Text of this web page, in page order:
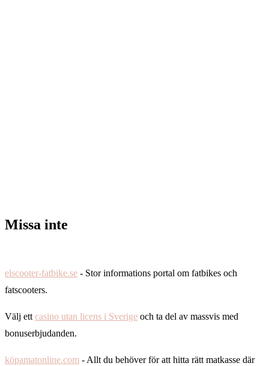
Missa inte
elscooter-fatbike.se - Stor informations portal om fatbikes och
fatscooters.
Välj ettcasino utan licens i Sverige och ta del av massvis med
bonuserbjudanden.
köpamatonline.com - Allt du behöver för att hitta rätt matkasse där